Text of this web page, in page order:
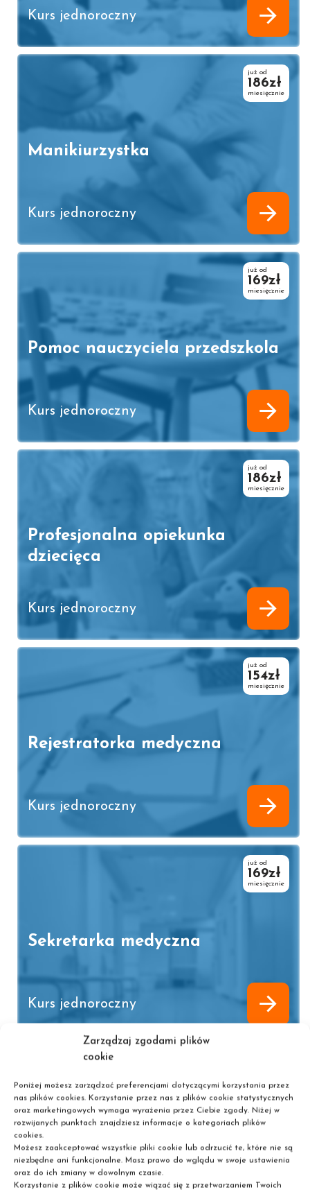
Zarządzaj zgodami plików
cookie
Poniżej możesz zarządzać preferencjami dotyczącymi korzystania przez
nas plików cookies. Korzystanie przez nas z plików cookie statystycznych
oraz marketingowych wymaga wyrażenia przez Ciebie zgody. Niżej w
rozwijanych punktach znajdziesz informacje o kategoriach plików
cookies.
Możesz zaakceptować wszystkie pliki cookie lub odrzucić te, które nie są
niezbędne ani funkcjonalne. Masz prawo do wglądu w swoje ustawienia
oraz do ich zmiany w dowolnym czasie.
Korzystanie z plików cookie może wiązać się z przetwarzaniem Twoich
Kurs jednoroczny
już od
186zł
miesięcznie
Manikiurzystka
Kurs jednoroczny
już od
169zł
miesięcznie
Pomoc nauczyciela przedszkola
Kurs jednoroczny
już od
186zł
miesięcznie
Profesjonalna opiekunka
dziecięca
Kurs jednoroczny
już od
154zł
miesięcznie
Rejestratorka medyczna
Kurs jednoroczny
już od
169zł
miesięcznie
Sekretarka medyczna
Kurs jednoroczny
miesięcznie
Specjalista ds. e-commerce